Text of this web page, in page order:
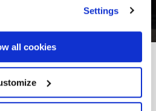
Settings
all cookies
A LA REALIDAD